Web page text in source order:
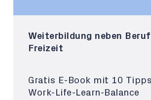
Weiterbildung neben Beruf
Freizeit
Gratis E-Book mit 10
Work-Life-Learn-Balance